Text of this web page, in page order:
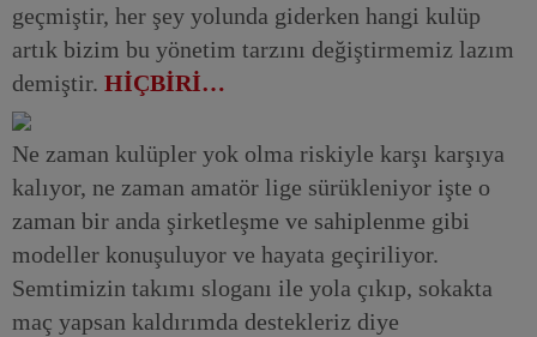
geçmiştir, her şey yolunda giderken hangi kulüp
artık bizim bu yönetim tarzını değiştirmemiz lazım
demiştir. HİÇBİRİ…
Ne zaman kulüpler yok olma riskiyle karşı karşıya
kalıyor, ne zaman amatör lige sürükleniyor işte o
zaman bir anda şirketleşme ve sahiplenme gibi
modeller konuşuluyor ve hayata geçiriliyor.
Semtimizin takımı sloganı ile yola çıkıp, sokakta
maç yapsan kaldırımda destekleriz diye